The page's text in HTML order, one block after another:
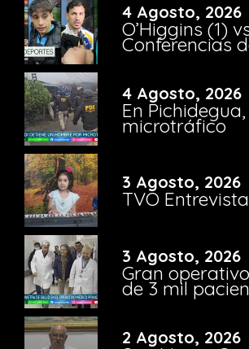
4 Agosto, 2026
O’Higgins (1)
Conferencias
4 Agosto, 2026
En
microtráfico
3 Agosto, 2026
TVO
3 Agosto, 2026
Gran
de 3 mil
2 Agosto, 2026